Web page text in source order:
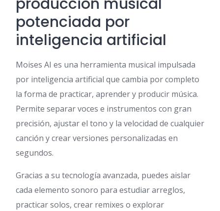
potenciada por
inteligencia artificial
Moises AI es una herramienta musical impulsada
por inteligencia artificial que cambia por completo
la forma de practicar, aprender y producir música.
Permite separar voces e instrumentos con gran
precisión, ajustar el tono y la velocidad de cualquier
canción y crear versiones personalizadas en
segundos.
Gracias a su tecnología avanzada, puedes aislar
cada elemento sonoro para estudiar arreglos,
practicar solos, crear remixes o explorar